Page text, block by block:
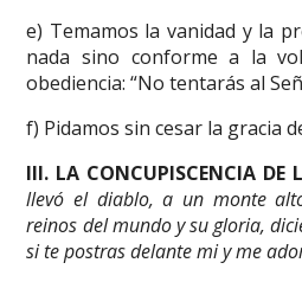
e) Temamos la vanidad y la
nada sino conforme a la
obediencia: “No tentarás al
f) Pidamos sin cesar la gracia
III. LA CONCUPISCENCIA DE
llevó el diablo, a un monte
reinos del mundo y su gloria,
si te postras delante mi y me